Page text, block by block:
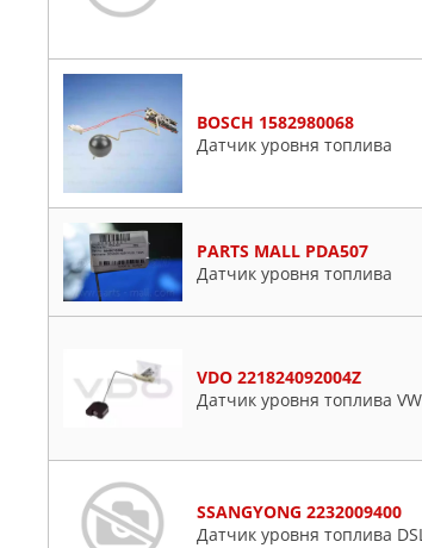
BOSCH 1582980068
Датчик уровня топлива
PARTS MALL PDA507
Датчик уровня топлива
VDO 221824092004Z
Датчик уровня топлива
SSANGYONG 2232009400
Датчик уровня топлива